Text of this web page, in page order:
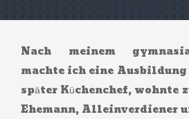
Nach meinem
machte ich eine Ausbildung
später Küchenchef, wohnte
Ehemann, Alleinverdiener